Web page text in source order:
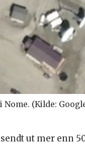
Nome. (Kilde:
sendt ut mer enn